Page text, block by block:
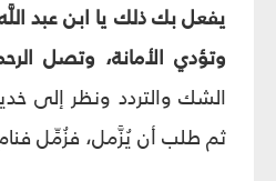
يفعل بك ذلك يا ابن عبد
وتؤدي الأمانة، وتصل
الشك والتردد ونظر إلى
ثم طلب أن يُزَّمل، فزُمِّل